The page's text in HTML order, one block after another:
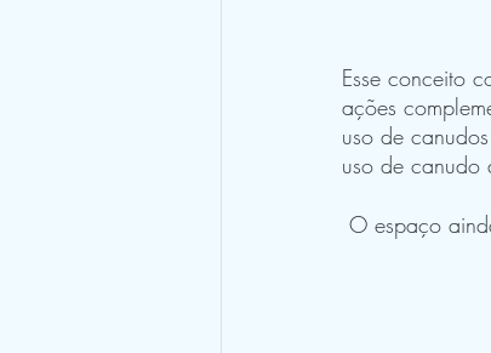
Esse conceito
ações
uso de
uso de canudo
O espaço